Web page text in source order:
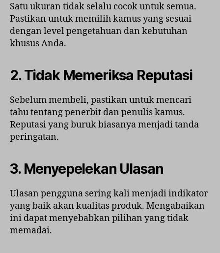
Satu ukuran tidak selalu cocok untuk semua.
Pastikan untuk memilih kamus yang sesuai
dengan level pengetahuan dan kebutuhan
khusus Anda.
2.Tidak Memeriksa Reputasi
Sebelum membeli, pastikan untuk mencari
tahu tentang penerbit dan penulis kamus.
Reputasi yang buruk biasanya menjadi tanda
peringatan.
3. Menyepelekan Ulasan
Ulasan pengguna sering kali menjadi indikator
yang baik akan kualitas produk. Mengabaikan
ini dapat menyebabkan pilihan yang tidak
memadai.